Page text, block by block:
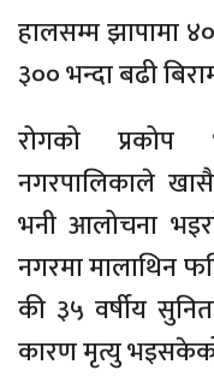
हालसम्म झापामा
३०० भन्दा बढी
रोगको प्रकोप
नगरपालिकाले
भनी आलोचना
नगरमा मालाथिन
की ३५ वर्षीय
कारण मृत्यु